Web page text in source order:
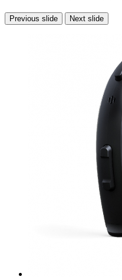
Previous slide Next slide